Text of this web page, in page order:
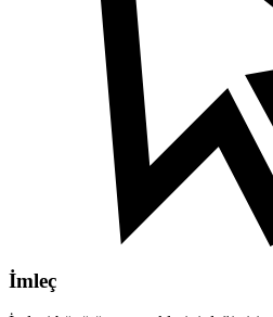
İmleç